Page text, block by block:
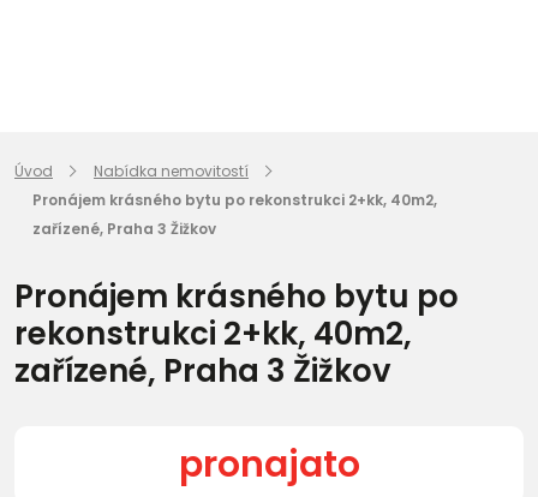
Úvod
Nabídka nemovitostí
Pronájem krásného bytu po rekonstrukci 2+kk, 40m2,
zařízené, Praha 3 Žižkov
Pronájem krásného bytu po
rekonstrukci 2+kk, 40m2,
zařízené, Praha 3 Žižkov
pronajato